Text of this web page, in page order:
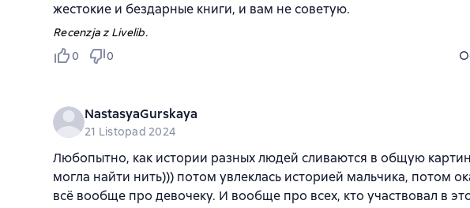
жестокие и бездарные книги, и вам не советую.
Recenzja z Livelib.
0
0
NastasyaGurskaya
21 Listopad 2024
Любопытно, как истории разных людей сливаются в общую
могла найти нить))) потом увлеклась историей мальчика, потом
всё вообще про девочеку. И вообще про всех, кто участвовал в